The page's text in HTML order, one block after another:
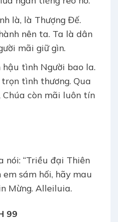
là, là Thượng Đế.
nên ta. Ta là dân
mãi giữ gìn.
hậu tình Người bao la.
tình thương. Qua
còn mãi luôn tín
nói: “Triều đại Thiên
sám hối, hãy mau
Mừng. Alleiluia.
99